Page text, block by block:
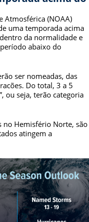
Atmosférica (NOAA)
uma temporada acima
da normalidade e
abaixo do
ser nomeadas, das
Do total, 3 a 5
ou seja, terão categoria
no Hemisfério Norte, são
atingem a